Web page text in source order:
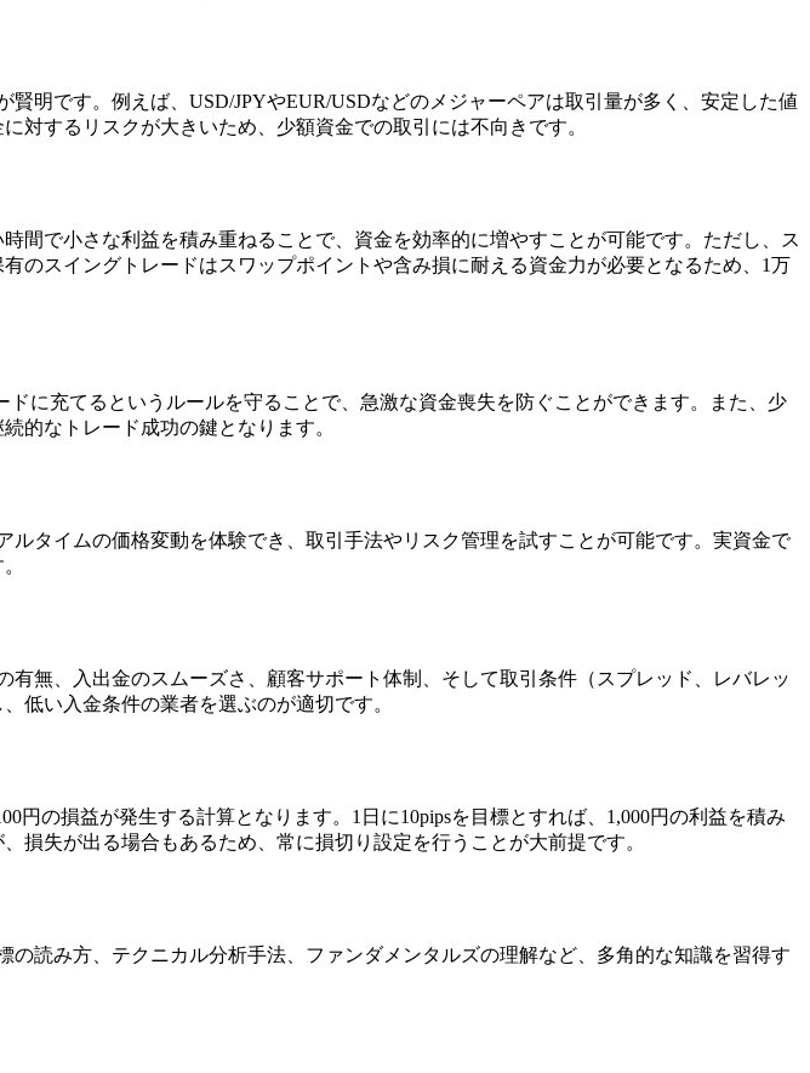
明です。例えば、USD/JPYやEUR/USDなどのメジャーペアは取引量が多く、安定した値
対するリスクが大きいため、少額資金での取引には不向きです。
間で小さな利益を積み重ねることで、資金を効率的に増やすことが可能です。ただし、ス
のスイングトレードはスワップポイントや含み損に耐える資金力が必要となるため、1万
に充てるというルールを守ることで、急激な資金喪失を防ぐことができます。また、少
的なトレード成功の鍵となります。
タイムの価格変動を体験でき、取引手法やリスク管理を試すことが可能です。実資金で
無、入出金のスムーズさ、顧客サポート体制、そして取引条件（スプレッド、レバレッ
低い入金条件の業者を選ぶのが適切です。
円の損益が発生する計算となります。1日に10pipsを目標とすれば、1,000円の利益を積み
損失が出る場合もあるため、常に損切り設定を行うことが大前提です。
読み方、テクニカル分析手法、ファンダメンタルズの理解など、多角的な知識を習得す